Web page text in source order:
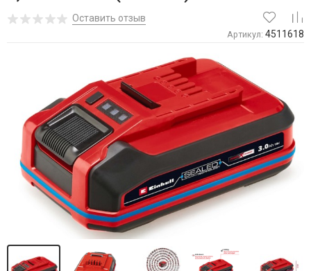
Оставить отзыв
Артикул: 4511618